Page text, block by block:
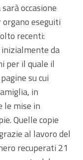
occasione
eseguiti
recenti:
da
per il quale il
su cui
in
le mise in
Quelle copie
al lavoro del
recuperati 21